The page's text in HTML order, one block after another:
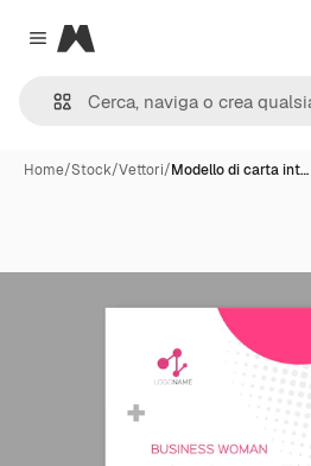
Close menu
Magnific
Home/Stock/Vettori/Modello di carta int…